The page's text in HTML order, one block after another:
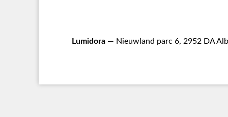
Lumidora — Nieuwland parc 6, 2952 DA